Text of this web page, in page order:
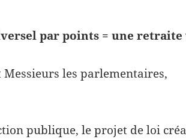
par points = une retraite
Messieurs les parlementaires,
publique, le projet de loi